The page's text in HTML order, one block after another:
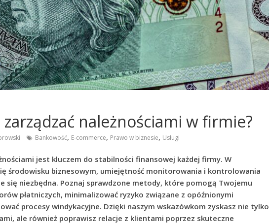
zarządzać należnościami w firmie?
Bankowość, E-commerce, Prawo w biznesie, Usługi
jest kluczem do stabilności finansowej każdej firmy. W
środowisku biznesowym, umiejętność monitorowania i kontrolowania
się niezbędna. Poznaj sprawdzone metody, które pomogą Twojemu
płatniczych, minimalizować ryzyko związane z opóźnionymi
procesy windykacyjne. Dzięki naszym wskazówkom zyskasz nie tylko
ale również poprawisz relacje z klientami poprzez skuteczne